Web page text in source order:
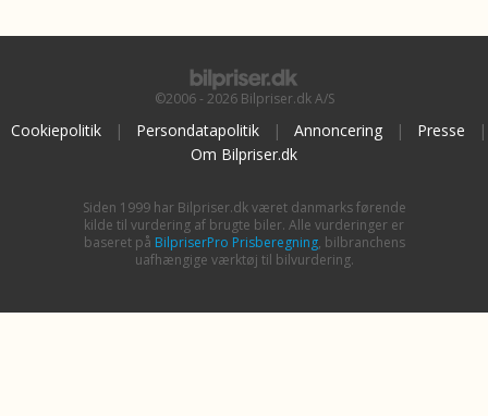
©2006 - 2026 Bilpriser.dk A/S
Cookiepolitik | Persondatapolitik | Annoncering | Presse
|
Om Bilpriser.dk
Siden 1999 har Bilpriser.dk været danmarks førende
kilde til vurdering af brugte biler. Alle vurderinger er
baseret på BilpriserPro Prisberegning, bilbranchens
uafhængige værktøj til bilvurdering.